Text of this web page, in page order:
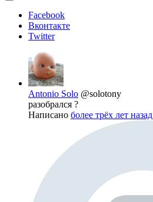
Facebook
Вконтакте
Twitter
Antonio Solo @solotony
разобрался ?
Написано более трёх лет назад